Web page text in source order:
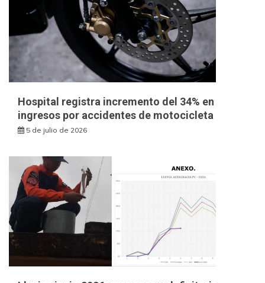
Hospital registra incremento del 34% en
ingresos por accidentes de motocicleta
5 de julio de 2026